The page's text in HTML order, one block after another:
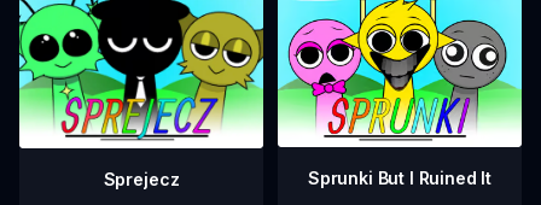
Sprejecz Sprunki But I Ruined It